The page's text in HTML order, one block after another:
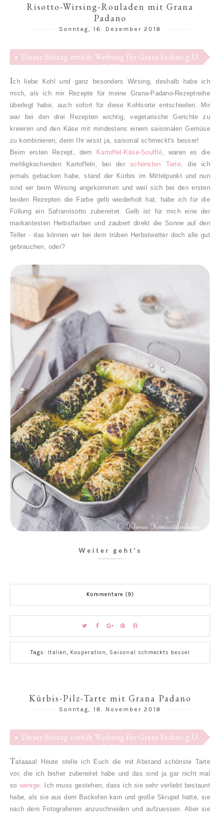
Risotto-Wirsing-Rouladen mit Grana
Padano
Sonntag, 16. Dezember 2018
Dieser Beitrag enthält Werbung für Grana Padano g.U.
(DOP)
Ich liebe Kohl und ganz besonders Wirsing, deshalb habe ich
mich, als ich mir Rezepte für meine Grana-Padano-Rezeptreihe
überlegt habe, auch sofort für diese Kohlsorte entschieden. Mir
war bei den drei Rezepten wichtig, vegetarische Gerichte zu
kreieren und den Käse mit mindestens einem saisonalen Gemüse
zu kombinieren, denn Ihr wisst ja, saisonal schmeckt's besser!
Beim ersten Rezept, dem Kartoffel-Käse-Soufflè, waren es die
mehligkochenden Kartoffeln, bei derschönsten Tarte, die ich
jemals gebacken habe, stand der Kürbis im Mittelpunkt und nun
sind wir beim Wirsing angekommen und weil sich bei den ersten
beiden Rezepten die Farbe gelb wiederholt hat, habe ich für die
Füllung ein Safranrisotto zubereitet. Gelb ist für mich eine der
markantesten Herbstfarben und zaubert direkt die Sonne auf den
Teller - das können wir bei dem trüben Herbstwetter doch alle gut
gebrauchen, oder?
Weiter geht's
Kommentare (9)
Tags: Italien, Kooperation, Saisonal schmeckts besser
Kürbis-Pilz-Tarte mit Grana Padano
Sonntag, 18. November 2018
Dieser Beitrag enthält Werbung für Grana Padano g.U.
(DOP)
Tataaaa! Heute stelle ich Euch die mit Abstand schönste Tarte
vor, die ich bisher zubereitet habe und das sind ja gar nicht mal
so wenige . Ich muss gestehen, dass ich sie sehr verliebt bestaunt
habe, als sie aus dem Backofen kam und große Skrupel hatte, sie
nach dem Fotografieren anzuschneiden und aufzuessen. Aber sie